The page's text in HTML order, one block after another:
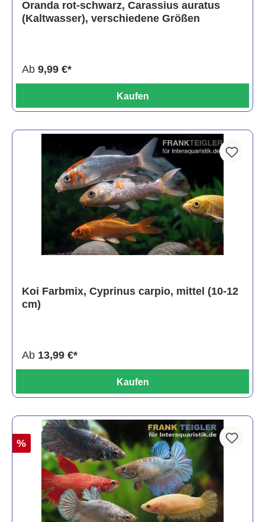
Oranda rot-schwarz, Carassius auratus
(Kaltwasser), verschiedene Größen
Ab 9,99 €*
Kaufen
Koi Farbmix, Cyprinus carpio, mittel (10-12
cm)
Ab 13,99 €*
Kaufen
%